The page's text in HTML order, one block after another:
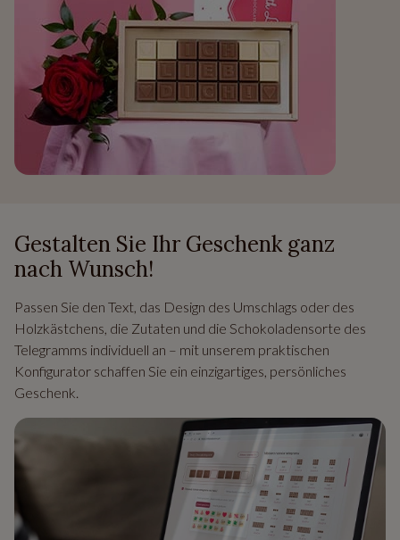
Gestalten Sie Ihr Geschenk ganz
nach Wunsch!
Passen Sie den Text, das Design des Umschlags oder des
Holzkästchens, die Zutaten und die Schokoladensorte des
Telegramms individuell an – mit unserem praktischen
Konfigurator schaffen Sie ein einzigartiges, persönliches
Geschenk.